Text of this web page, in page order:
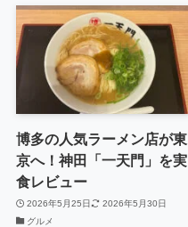
博多の人気ラーメン店が東
京へ！神田「一天門」を実
食レビュー
2026年5月25日
2026年5月30日
グルメ